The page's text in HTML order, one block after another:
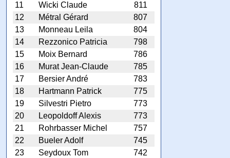
11
Wicki Claude
811
12
Métral Gérard
807
13
Monneau Leila
804
14
Rezzonico Patricia
798
15
Moix Bernard
786
16
Murat Jean-Claude
785
17
Bersier André
783
18
Hartmann Patrick
775
19
Silvestri Pietro
773
20
Leopoldoff Alexis
773
21
Rohrbasser Michel
757
22
Bueler Adolf
745
23
Seydoux Tom
742